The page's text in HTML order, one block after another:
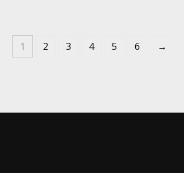
1 2 3 4 5 6 →